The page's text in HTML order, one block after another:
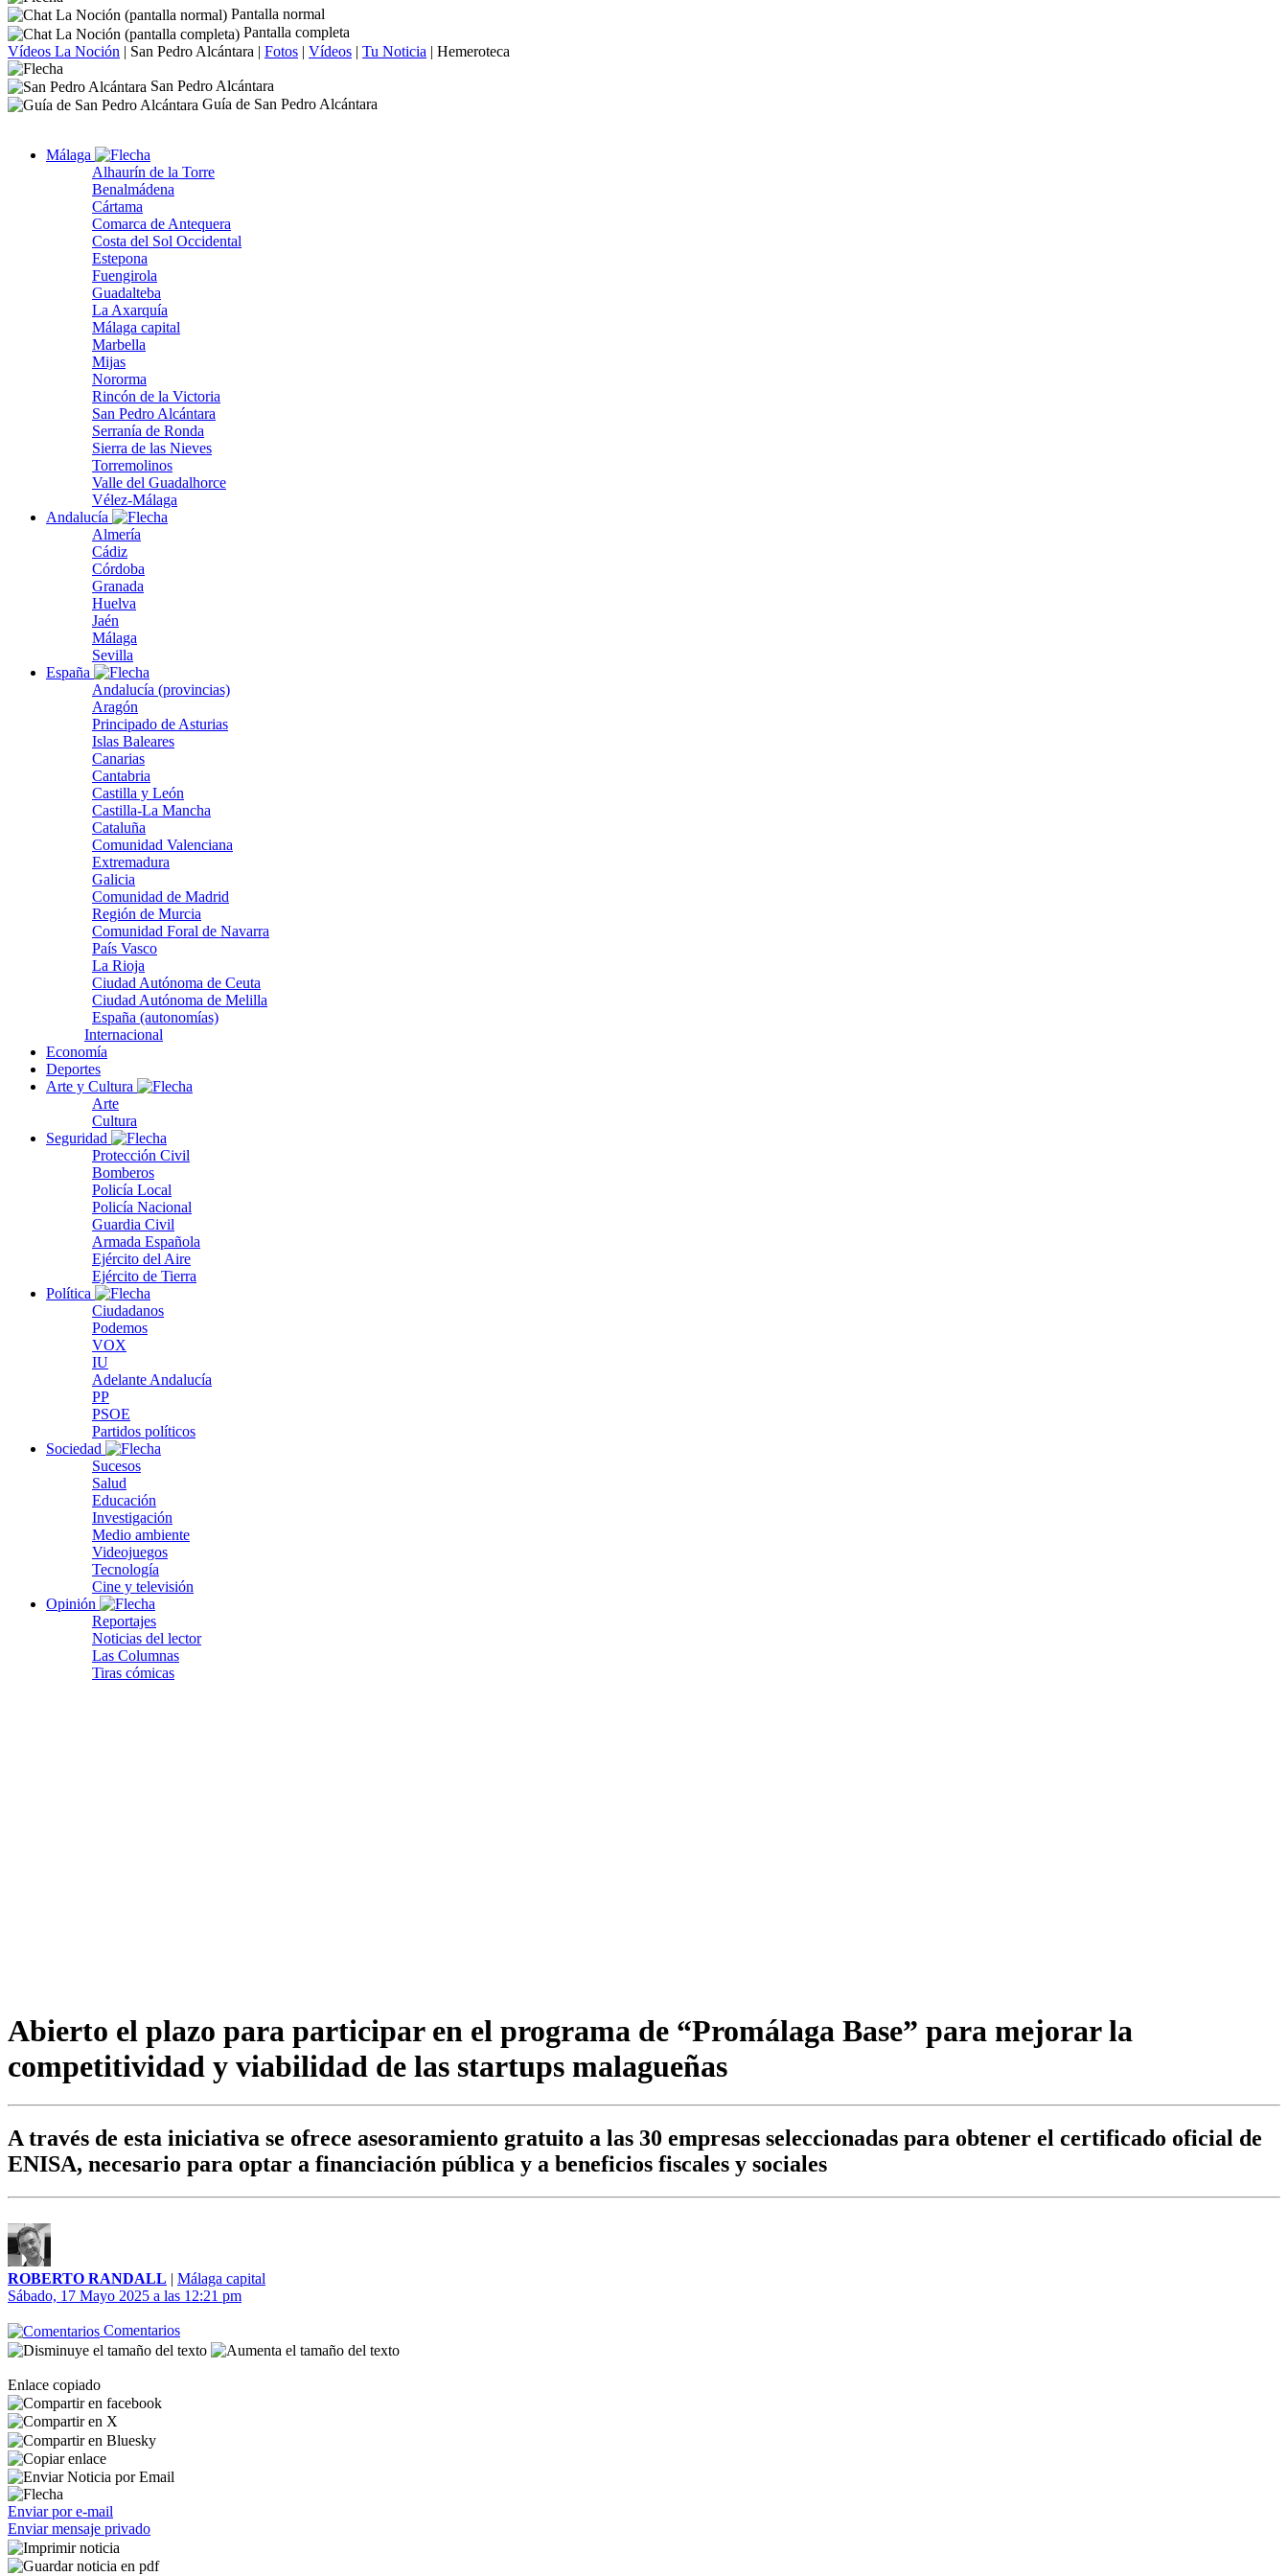
Pantalla normal
Pantalla completa
Vídeos La Noción | San Pedro Alcántara | Fotos | Vídeos | Tu Noticia | Hemeroteca
San Pedro Alcántara
Guía de San Pedro Alcántara
Málaga
Alhaurín de la Torre
Benalmádena
Cártama
Comarca de Antequera
Costa del Sol Occidental
Estepona
Fuengirola
Guadalteba
La Axarquía
Málaga capital
Marbella
Mijas
Nororma
Rincón de la Victoria
San Pedro Alcántara
Serranía de Ronda
Sierra de las Nieves
Torremolinos
Valle del Guadalhorce
Vélez-Málaga
Andalucía
Almería
Cádiz
Córdoba
Granada
Huelva
Jaén
Málaga
Sevilla
España
Andalucía (provincias)
Aragón
Principado de Asturias
Islas Baleares
Canarias
Cantabria
Castilla y León
Castilla-La Mancha
Cataluña
Comunidad Valenciana
Extremadura
Galicia
Comunidad de Madrid
Región de Murcia
Comunidad Foral de Navarra
País Vasco
La Rioja
Ciudad Autónoma de Ceuta
Ciudad Autónoma de Melilla
España (autonomías)
Internacional
Economía
Deportes
Arte y Cultura
Arte
Cultura
Seguridad
Protección Civil
Bomberos
Policía Local
Policía Nacional
Guardia Civil
Armada Española
Ejército del Aire
Ejército de Tierra
Política
Ciudadanos
Podemos
VOX
IU
Adelante Andalucía
PP
PSOE
Partidos políticos
Sociedad
Sucesos
Salud
Educación
Investigación
Medio ambiente
Videojuegos
Tecnología
Cine y televisión
Opinión
Reportajes
Noticias del lector
Las Columnas
Tiras cómicas
Abierto el plazo para participar en el programa de “Promálaga Base” para mejorar la
competitividad y viabilidad de las startups malagueñas
A través de esta iniciativa se ofrece asesoramiento gratuito a las 30 empresas seleccionadas para obtener el certificado oficial de
ENISA, necesario para optar a financiación pública y a beneficios fiscales y sociales
ROBERTO RANDALL | Málaga capital
Sábado, 17 Mayo 2025 a las 12:21 pm
Comentarios
Enlace copiado
Enviar por e-mail
Enviar mensaje privado